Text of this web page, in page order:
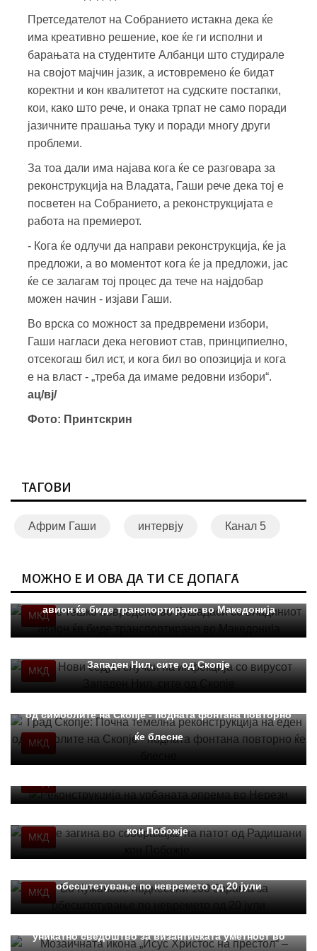
Претседателот на Собранието истакна дека ќе
има креативно решение, кое ќе ги исполни и
барањата на студентите Албанци што студирале
на својот мајчин јазик, а истовремено ќе бидат
коректни и кон квалитетот на судските постапки,
кои, како што рече, и онака трпат не само поради
јазичните прашања туку и поради многу други
проблеми.
За тоа дали има најава кога ќе се разговара за
реконструкција на Владата, Гаши рече дека тој е
посветен на Собранието, а реконструкцијата е
работа на премиерот.
- Кога ќе одлучи да направи реконструкција, ќе ја
предложи, а во моментот кога ќе ја предложи, јас
ќе се залагам тој процес да тече на најдобар
можен начин - изјави Гаши.
Во врска со можност за предвремени избори,
Гаши нагласи дека неговиот став, принципиелно,
отсекогаш бил ист, и кога бил во опозиција и кога
е на власт - „треба да имаме редовни избори“.
ац/вј/
Фото: Принтскрин
ТАГОВИ
Африм Гаши интервју Канал 5
МОЖНО Е И ОВА ДА ТИ СЕ ДОПАЃА
МКД
Момче тешко повредено во Кушадаси со владиниот
авион ќе биде транспортирано во Македонија
МКД
Западен Нил, сите од Скопје
МКД
Град Скопје: Почна темелна реконструкција на еден
од симболите на Скопје - подната фонтана повторно
ќе блесне
МКД
кон Побожје
МКД
обесштетување по невремето од 20 јули
Мозаичната икона „Исус Христос на престол“ –
уникатно сведоштво за византиската уметност во